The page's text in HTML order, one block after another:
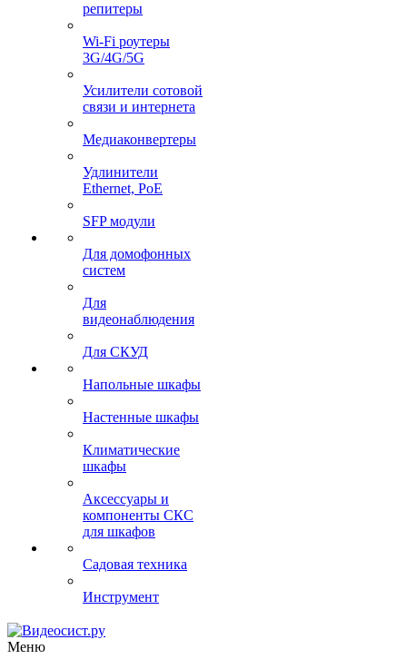
репитеры
Wi-Fi роутеры
3G/4G/5G
Усилители сотовой
связи и интернета
Медиаконвертеры
Удлинители
Ethernet, PoE
SFP модули
Для домофонных
систем
Для
видеонаблюдения
Для СКУД
Напольные шкафы
Настенные шкафы
Климатические
шкафы
Аксессуары и
компоненты СКС
для шкафов
Садовая техника
Инструмент
Меню